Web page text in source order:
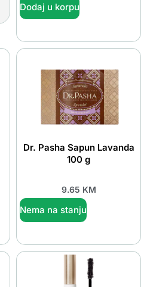
Dodaj u korpu
Dr. Pasha Sapun Lavanda
100 g
9.65 KM
Nema na stanju